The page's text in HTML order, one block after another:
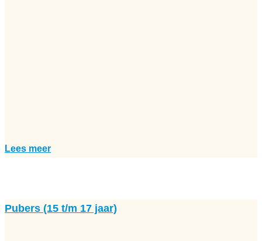
Lees meer
Pubers (15 t/m 17 jaar)